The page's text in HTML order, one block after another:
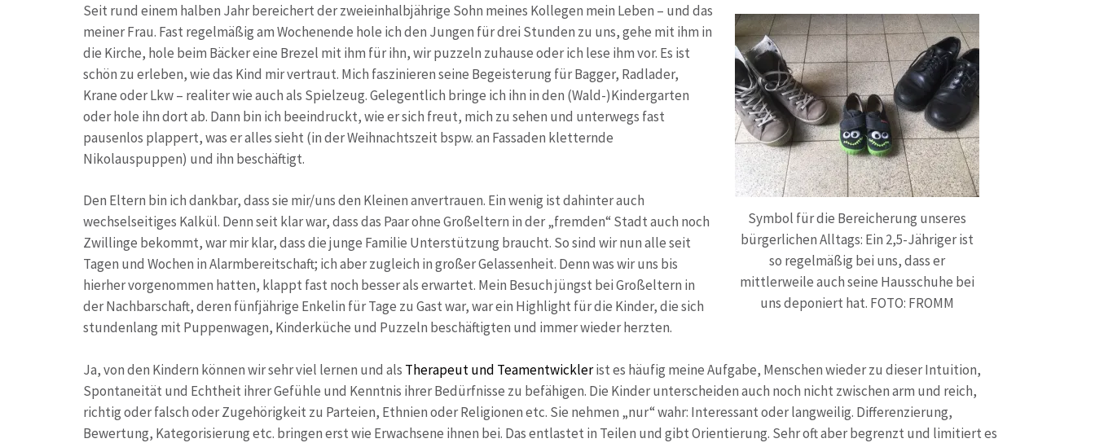
Symbol für die Bereicherung unseres
bürgerlichen Alltags: Ein 2,5-Jähriger ist
so regelmäßig bei uns, dass er
mittlerweile auch seine Hausschuhe bei
uns deponiert hat. FOTO: FROMM
Seit rund einem halben Jahr bereichert der zweieinhalbjährige Sohn meines Kollegen mein Leben – und das
meiner Frau. Fast regelmäßig am Wochenende hole ich den Jungen für drei Stunden zu uns, gehe mit ihm in
die Kirche, hole beim Bäcker eine Brezel mit ihm für ihn, wir puzzeln zuhause oder ich lese ihm vor. Es ist
schön zu erleben, wie das Kind mir vertraut. Mich faszinieren seine Begeisterung für Bagger, Radlader,
Krane oder Lkw – realiter wie auch als Spielzeug. Gelegentlich bringe ich ihn in den (Wald-)Kindergarten
oder hole ihn dort ab. Dann bin ich beeindruckt, wie er sich freut, mich zu sehen und unterwegs fast
pausenlos plappert, was er alles sieht (in der Weihnachtszeit bspw. an Fassaden kletternde
Nikolauspuppen) und ihn beschäftigt.
Den Eltern bin ich dankbar, dass sie mir/uns den Kleinen anvertrauen. Ein wenig ist dahinter auch
wechselseitiges Kalkül. Denn seit klar war, dass das Paar ohne Großeltern in der „fremden“ Stadt auch noch
Zwillinge bekommt, war mir klar, dass die junge Familie Unterstützung braucht. So sind wir nun alle seit
Tagen und Wochen in Alarmbereitschaft; ich aber zugleich in großer Gelassenheit. Denn was wir uns bis
hierher vorgenommen hatten, klappt fast noch besser als erwartet. Mein Besuch jüngst bei Großeltern in
der Nachbarschaft, deren fünfjährige Enkelin für Tage zu Gast war, war ein Highlight für die Kinder, die sich
stundenlang mit Puppenwagen, Kinderküche und Puzzeln beschäftigten und immer wieder herzten.
Ja, von den Kindern können wir sehr viel lernen und als Therapeut und Teamentwicklerist es häufig meine Aufgabe, Menschen wieder zu dieser Intuition,
Spontaneität und Echtheit ihrer Gefühle und Kenntnis ihrer Bedürfnisse zu befähigen. Die Kinder unterscheiden auch noch nicht zwischen arm und reich,
richtig oder falsch oder Zugehörigkeit zu Parteien, Ethnien oder Religionen etc. Sie nehmen „nur“ wahr: Interessant oder langweilig. Differenzierung,
Bewertung, Kategorisierung etc. bringen erst wie Erwachsene ihnen bei. Das entlastet in Teilen und gibt Orientierung. Sehr oft aber begrenzt und limitiert es